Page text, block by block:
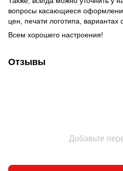
вопросы касающиеся
цен, печати логотипа, вариантах
Всем хорошего настроения!
Отзывы
Добавьте